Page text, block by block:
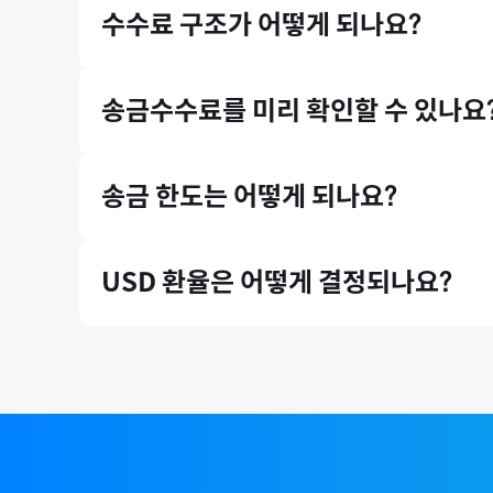
에서도 모인의 송금 서비스를 이용 중이며, 서울대,
수수료 구조가 어떻게 되나요?
송금수수료를 미리 확인할 수 있나요
* 송금수수료는 송금 시점의 환율 등에 따라 미세하게
송금 한도는 어떻게 되나요?
USD 환율은 어떻게 결정되나요?